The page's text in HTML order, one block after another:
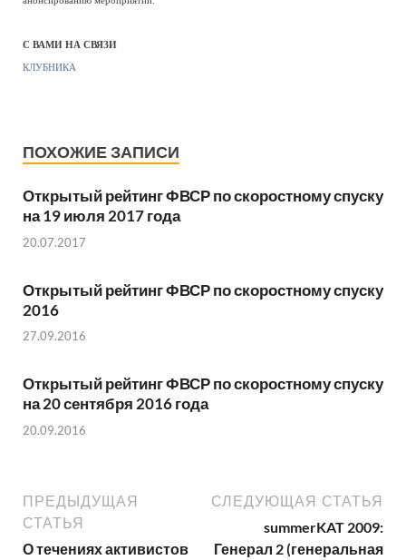
С ВАМИ НА СВЯЗИ
КЛУБНИКА
ПОХОЖИЕ ЗАПИСИ
Открытый рейтинг ФВСР по скоростному спуску
на 19 июля 2017 года
20.07.2017
Открытый рейтинг ФВСР по скоростному спуску
2016
27.09.2016
Открытый рейтинг ФВСР по скоростному спуску
на 20 сентября 2016 года
20.09.2016
ПРЕДЫДУЩАЯ
СТАТЬЯ
О течениях активистов
СЛЕДУЮЩАЯ СТАТЬЯ
summerKAT 2009:
Генерал 2 (генеральная